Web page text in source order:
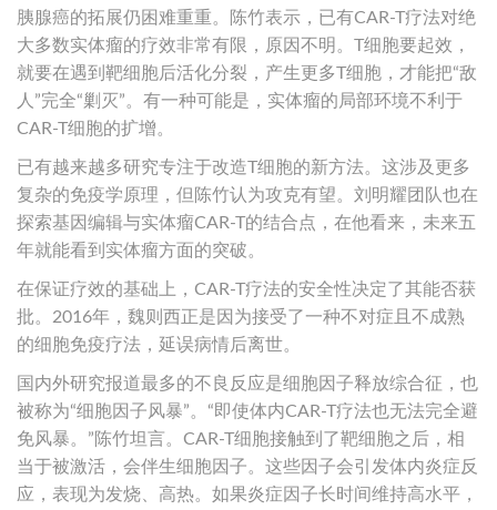
胰腺癌的拓展仍困难重重。陈竹表示，已有CAR-T疗法对绝
大多数实体瘤的疗效非常有限，原因不明。T细胞要起效，
就要在遇到靶细胞后活化分裂，产生更多T细胞，才能把“敌
人”完全“剿灭”。有一种可能是，实体瘤的局部环境不利于
CAR-T细胞的扩增。
已有越来越多研究专注于改造T细胞的新方法。这涉及更多
复杂的免疫学原理，但陈竹认为攻克有望。刘明耀团队也在
探索基因编辑与实体瘤CAR-T的结合点，在他看来，未来五
年就能看到实体瘤方面的突破。
在保证疗效的基础上，CAR-T疗法的安全性决定了其能否获
批。2016年，魏则西正是因为接受了一种不对症且不成熟
的细胞免疫疗法，延误病情后离世。
国内外研究报道最多的不良反应是细胞因子释放综合征，也
被称为“细胞因子风暴”。“即使体内CAR-T疗法也无法完全避
免风暴。”陈竹坦言。CAR-T细胞接触到了靶细胞之后，相
当于被激活，会伴生细胞因子。这些因子会引发体内炎症反
应，表现为发烧、高热。如果炎症因子长时间维持高水平，